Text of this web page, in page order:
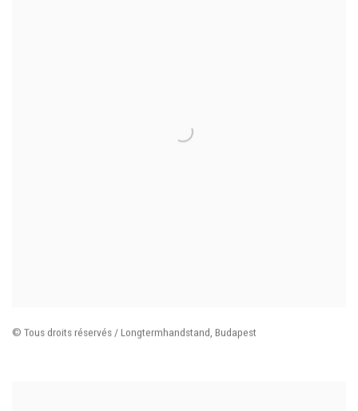
© Tous droits réservés / Longtermhandstand Budapest